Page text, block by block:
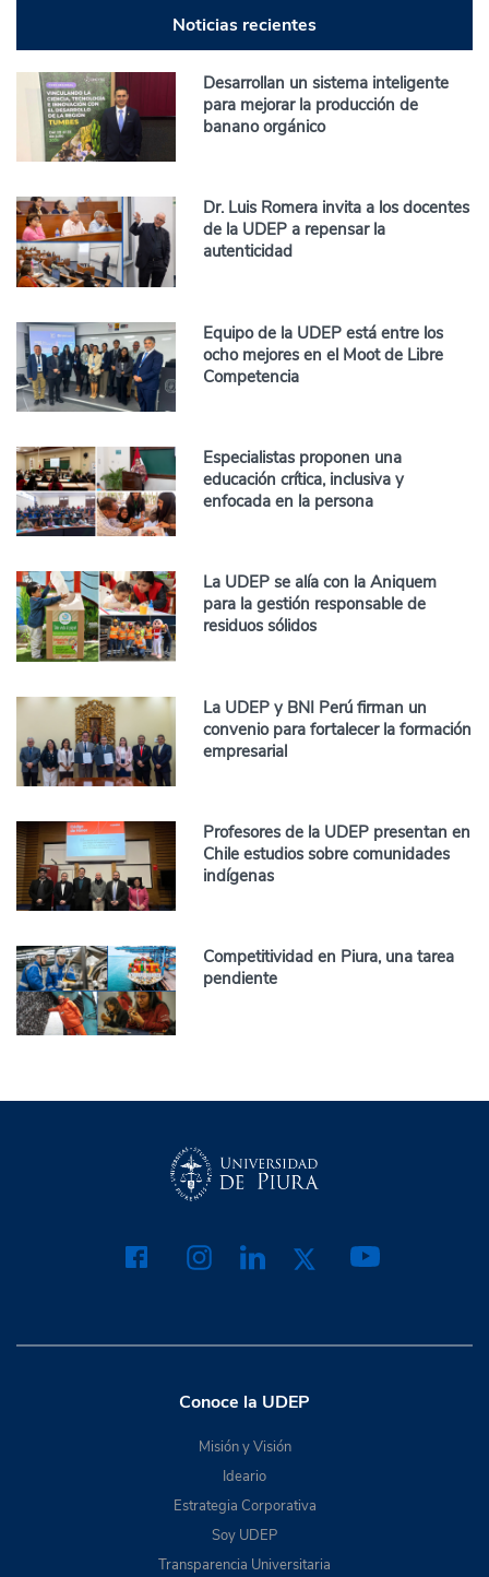
Noticias recientes
Desarrollan un sistema inteligente
para mejorar la producción de
banano orgánico
Dr. Luis Romera invita a los docentes
de la UDEP a repensar la
autenticidad
Equipo de la UDEP está entre los
ocho mejores en el Moot de Libre
Competencia
Especialistas proponen una
educación crítica, inclusiva y
enfocada en la persona
La UDEP se alía con la Aniquem
para la gestión responsable de
residuos sólidos
La UDEP y BNI Perú firman un
convenio para fortalecer la formación
empresarial
Profesores de la UDEP presentan en
Chile estudios sobre comunidades
indígenas
Competitividad en Piura, una tarea
pendiente
Conoce la UDEP
Misión y Visión
Ideario
Estrategia Corporativa
Soy UDEP
Transparencia Universitaria